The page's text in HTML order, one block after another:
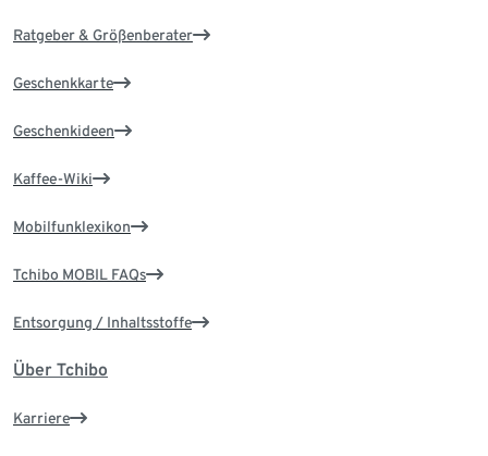
Ratgeber & Größenberater
Geschenkkarte
Geschenkideen
Kaffee-Wiki
Mobilfunklexikon
Tchibo MOBIL FAQs
Entsorgung / Inhaltsstoffe
Über Tchibo
Karriere